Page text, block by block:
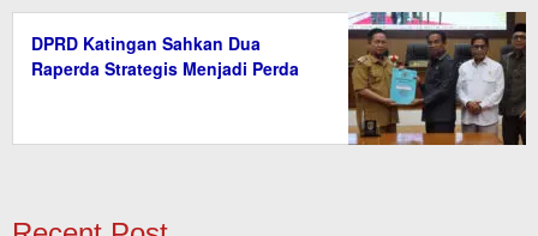
DPRD Katingan Sahkan Dua
Raperda Strategis Menjadi Perda